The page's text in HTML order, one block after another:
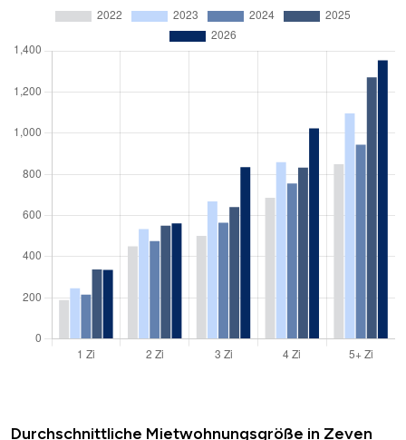
Durchschnittliche Mietwohnungsgröße in Zeven